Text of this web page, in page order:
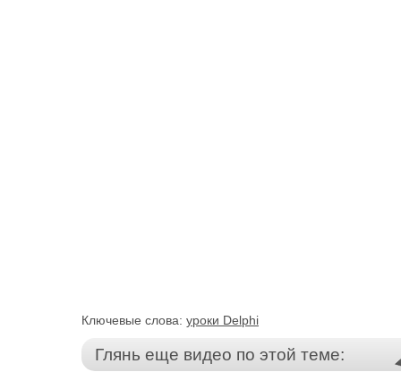
Ключевые слова: уроки Delphi
Глянь еще видео по этой теме: